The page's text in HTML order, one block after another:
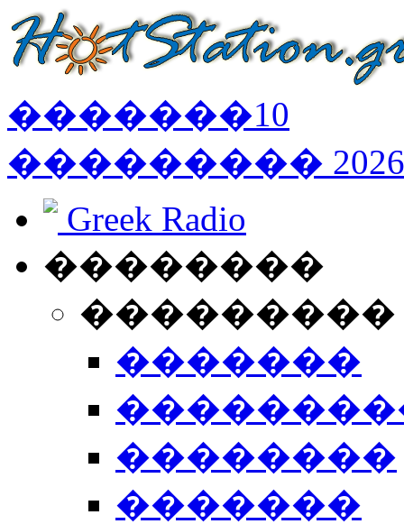
�������10
��������� 2026
Greek Radio
��������
�������
��������
�������